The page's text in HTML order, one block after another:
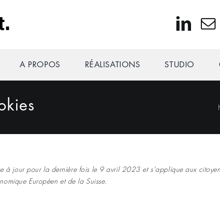
A PROPOS RÉALISATIONS STUDIO
à jour pour la dernière fois le 9 avril 2023 et s’applique aux
Européen et de la Suisse.